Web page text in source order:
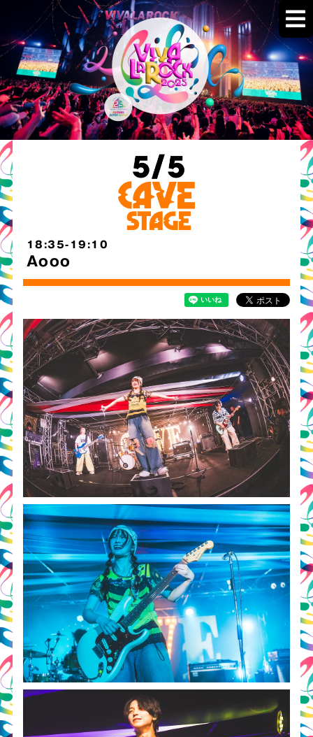
18:35-19:10
Aooo